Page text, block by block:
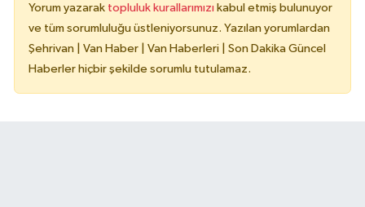
Yorum yazarak topluluk kurallarımızı kabul etmiş bulunuyor
ve tüm sorumluluğu üstleniyorsunuz. Yazılan yorumlardan
Şehrivan | Van Haber | Van Haberleri | Son Dakika Güncel
Haberler hiçbir şekilde sorumlu tutulamaz.